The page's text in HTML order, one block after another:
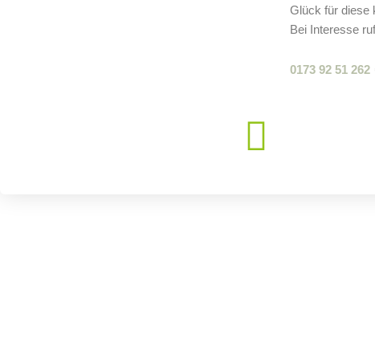
Glück für diese
Bei Interesse
0173 92 51 262